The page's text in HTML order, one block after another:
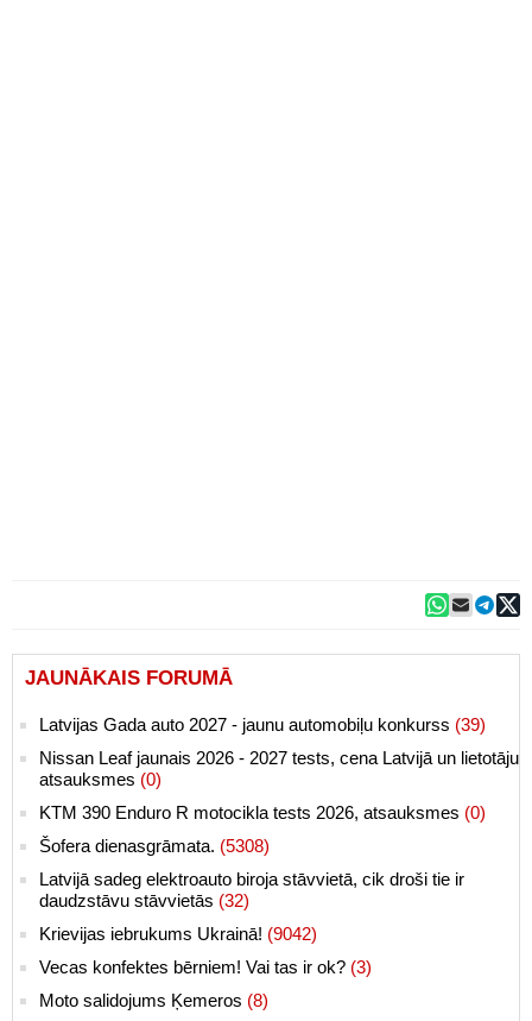
JAUNĀKAIS FORUMĀ
Latvijas Gada auto 2027 - jaunu automobiļu konkurss (39)
Nissan Leaf jaunais 2026 - 2027 tests, cena Latvijā un lietotāju
atsauksmes (0)
KTM 390 Enduro R motocikla tests 2026, atsauksmes (0)
Šofera dienasgrāmata. (5308)
Latvijā sadeg elektroauto biroja stāvvietā, cik droši tie ir
daudzstāvu stāvvietās (32)
Krievijas iebrukums Ukrainā! (9042)
Vecas konfektes bērniem! Vai tas ir ok? (3)
Moto salidojums Ķemeros (8)